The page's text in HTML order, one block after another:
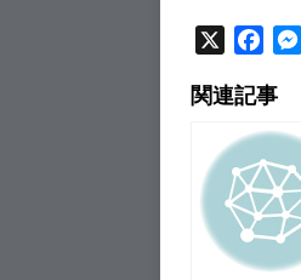
c
e
b
o
o
k
関連記事